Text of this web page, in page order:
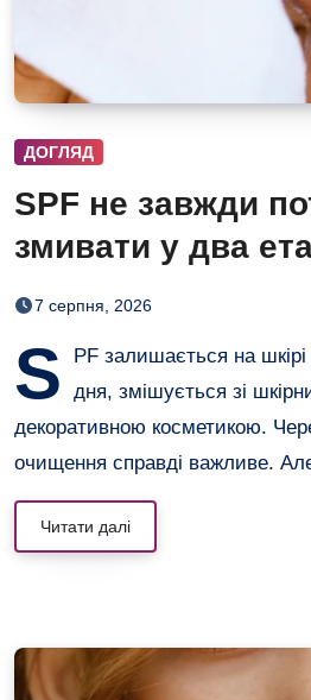
ДОГЛЯД
SPF не завжди
змивати у два
одного очищення
7 серпня, 2026
S
PF залишається на
дня, змішується зі
декоративною косметикою.
очищення справді важливе.
Читати далі